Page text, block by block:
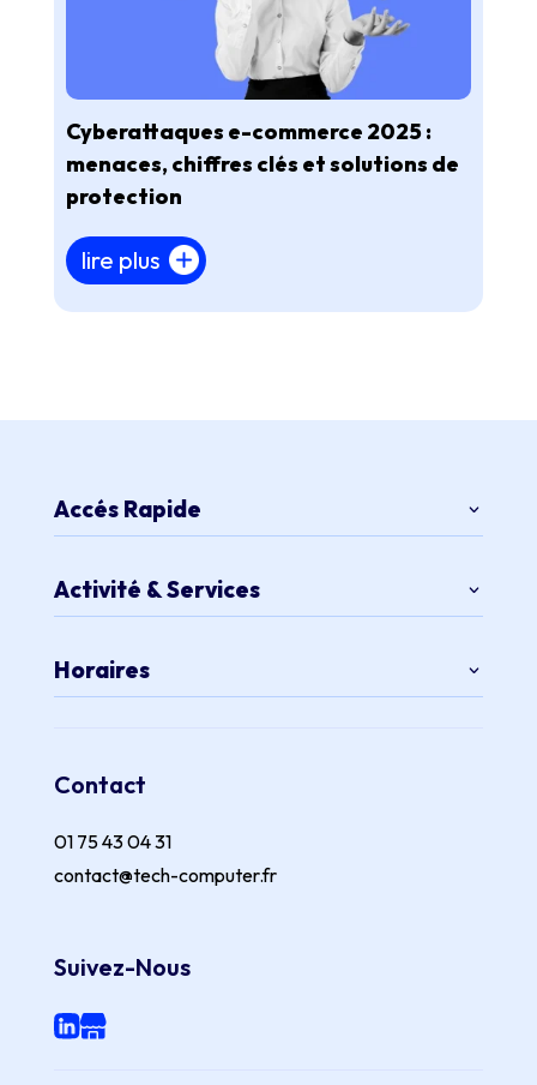
Cyberattaques e-commerce 2025 :
menaces, chiffres clés et solutions de
protection
lire plus
Accés Rapide
Activité & Services
Horaires
Contact
01 75 43 04 31
contact@tech-computer.fr
Suivez-Nous